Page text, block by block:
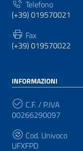
Telefono
(+39) 019570021
Fax
(+39) 019570022
INFORMAZIONI
C.F. / P.IVA
00266290097
Cod. Univoco
UFXFPD